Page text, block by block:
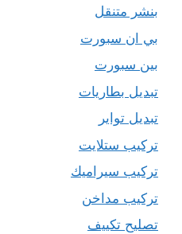
بنشر متنقل
بي ان سبورت
بين سبورت
تبديل بطاريات
تبديل تواير
تركيب ستلايت
تركيب سيراميك
تركيب مداخن
تصليح تكييف